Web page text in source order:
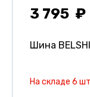
3 795
Шина
На складе 6